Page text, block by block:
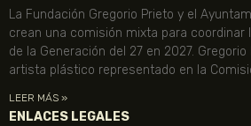
La Fundación Gregorio Prieto y el
crean una comisión mixta para coordinar
de la Generación del 27 en 2027.
artista plástico representado en la
LEER MÁS »
ENLACES LEGALES